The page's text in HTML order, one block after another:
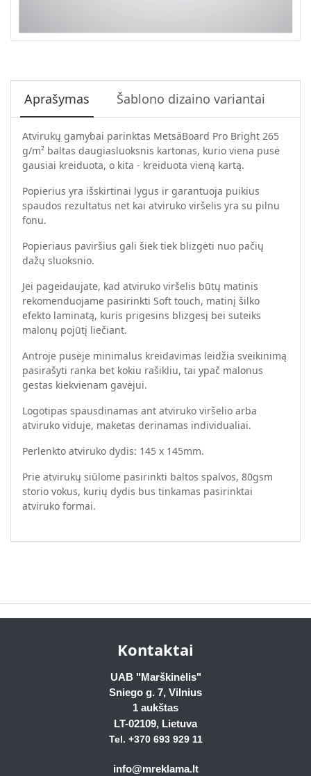
Aprašymas Šablono dizaino variantai
Atvirukų gamybai parinktas MetsäBoard Pro Bright 265
g/m² baltas daugiasluoksnis kartonas, kurio viena pusė
gausiai kreiduota, o kita - kreiduota vieną kartą.
Popierius yra išskirtinai lygus ir garantuoja puikius
spaudos rezultatus net kai atviruko viršelis yra su pilnu
fonu.
Popieriaus paviršius gali šiek tiek blizgėti nuo pačių
dažų sluoksnio.
Jei pageidaujate, kad atviruko viršelis būtų matinis
rekomenduojame pasirinkti Soft touch, matinį šilko
efekto laminatą, kuris prigesins blizgesį bei suteiks
malonų pojūtį liečiant.
Antroje pusėje minimalus kreidavimas leidžia sveikinimą
pasirašyti ranka bet kokiu rašikliu, tai ypač malonus
gestas kiekvienam gavėjui.
Logotipas spausdinamas ant atviruko viršelio arba
atviruko viduje, maketas derinamas individualiai.
Perlenkto atviruko dydis: 145 x 145mm.
Prie atvirukų siūlome pasirinkti baltos spalvos, 80gsm
storio vokus, kurių dydis bus tinkamas pasirinktai
atviruko formai.
Kontaktai
UAB "Marškinėlis"
Sniego g. 7, Vilnius
1 aukštas
LT-02109, Lietuva
Tel. +370 693 929 11
info@mreklama.lt